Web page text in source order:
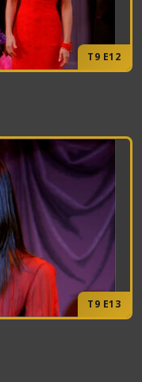
T9 E12
T9 E13